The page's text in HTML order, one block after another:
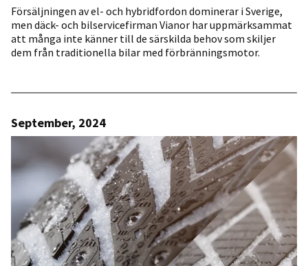
Försäljningen av el- och hybridfordon dominerar i Sverige,
men däck- och bilservicefirman Vianor har uppmärksammat
att många inte känner till de särskilda behov som skiljer
dem från traditionella bilar med förbränningsmotor.
September, 2024